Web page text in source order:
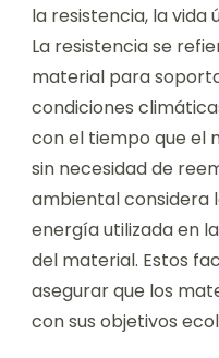
la resistencia, la
La resistencia se
material para
condiciones
con el tiempo que el
sin necesidad de
ambiental considera
energía utilizada en
del material. Estos
asegurar que los
con sus objetivos